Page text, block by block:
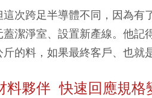
這次跨足半導體不同，因為有
蓋潔淨室、設置新產線。他記
斤的料，如果最終客戶、也就
料夥伴 快速回應規格